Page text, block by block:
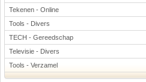
Tekenen - Online
Tools - Divers
TECH - Gereedschap
Televisie - Divers
Tools - Verzamel